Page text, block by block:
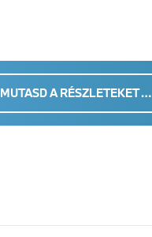
MUTASD A RÉSZLETEKET …